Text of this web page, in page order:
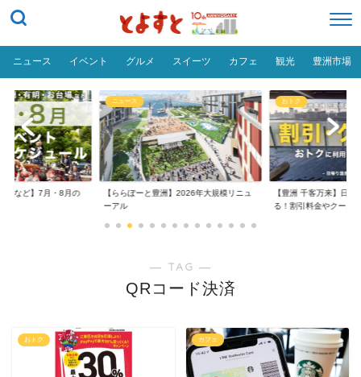
ニュース イベント グルメ スイーツ カフェ 観光 豊洲市場
場など】7月・8月の
ニュース
【ららぽーと豊洲】2026年大規模リニュ
ーアル
おトク
【豊洲 千客万来】日帰
る！割引料金やクーポ...
― TAG ―
QRコード決済
おトク カフェ